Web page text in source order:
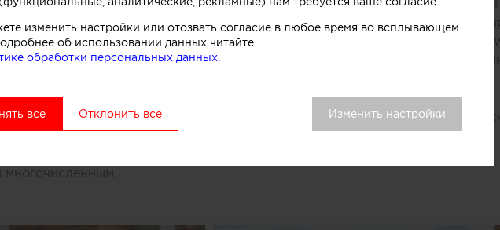
было объявлено о рождении новой всероссийской премии в области
Exteria Award. В этом году в ней рассматриваются реализованные
построенных в 2017-2018 гг. Церемония награждения лауреатов Exteria
О сроках проведения новых конкурсов и других подробностях
что Совет экспертов будет традиционно играть ведущую роль в работе
Профессиональное жюри на сегодняшний день является наиболее
и дизайнерской сфере, а в 2018-м году станет еще более
изменить настройки или отозвать согласие в любое время во всплывающем
об использовании данных читайте
обработки персональных данных.
все Отклонить все Изменить настройки